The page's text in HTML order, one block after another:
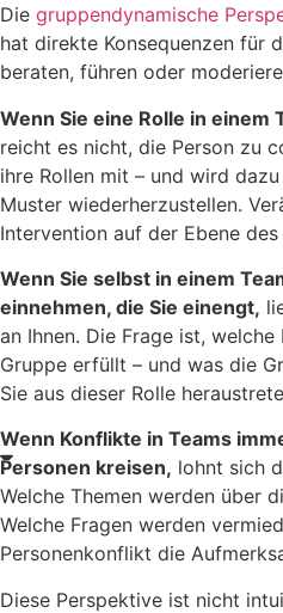
Die gruppendynamische
hat direkte Konsequenzen für
beraten, führen oder
Wenn Sie eine Rolle in einem
reicht es nicht, die Person zu
ihre Rollen mit – und wird
Muster wiederherzustellen.
Intervention auf der Ebene
Wenn Sie selbst in einem
einnehmen, die Sie einengt,
an Ihnen. Die Frage ist,
Gruppe erfüllt – und was die
Sie aus dieser Rolle
Wenn Konflikte in Teams
Personen kreisen, lohnt sich
Welche Themen werden über
Welche Fragen werden
Personenkonflikt die
Diese Perspektive ist nicht